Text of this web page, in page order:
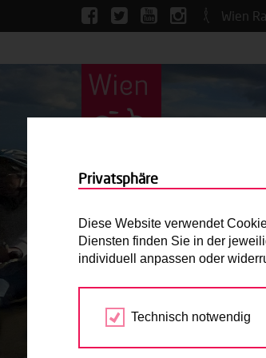
Wien
Privatsphäre
Diese Website verwendet
Diensten finden Sie in der
individuell anpassen oder
Technisch notwendig